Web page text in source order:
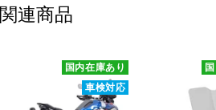
関連商品
国内在庫あり
車検対応